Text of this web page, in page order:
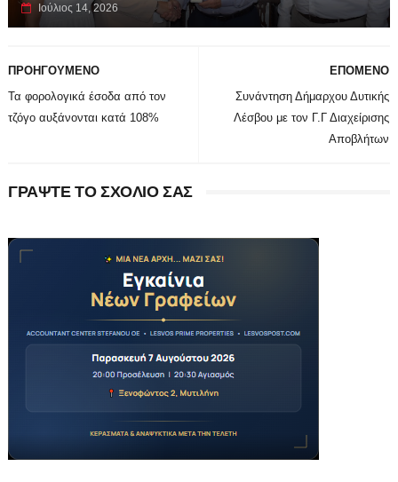
Ιούλιος 14, 2026
ΕΠΟΜΕΝΟ
Συνάντηση Δήμαρχου Δυτικής
Λέσβου με τον Γ.Γ Διαχείρισης
Αποβλήτων
ΠΡΟΗΓΟΥΜΕΝΟ
Τα φορολογικά έσοδα από τον
τζόγο αυξάνονται κατά 108%
ΓΡΑΨΤΕ ΤΟ ΣΧΟΛΙΟ ΣΑΣ